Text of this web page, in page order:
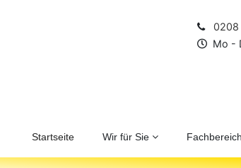
0208
Mo -
Startseite Wir für Sie